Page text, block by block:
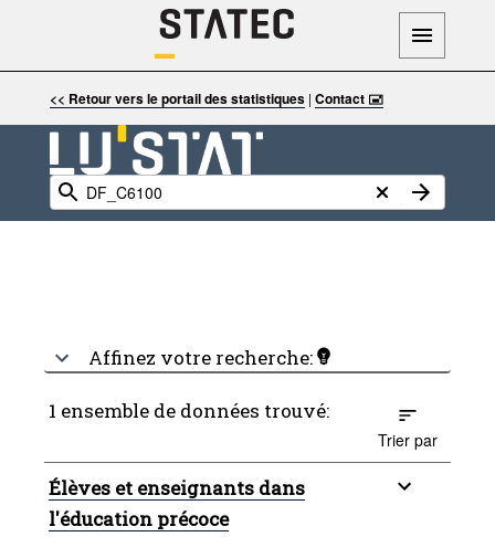
<< Retour vers le portail des statistiques| Contact 🖃
Affinez votre recherche:
1 ensemble de données trouvé:
Trier par
Élèves et enseignants dans
l'éducation précoce